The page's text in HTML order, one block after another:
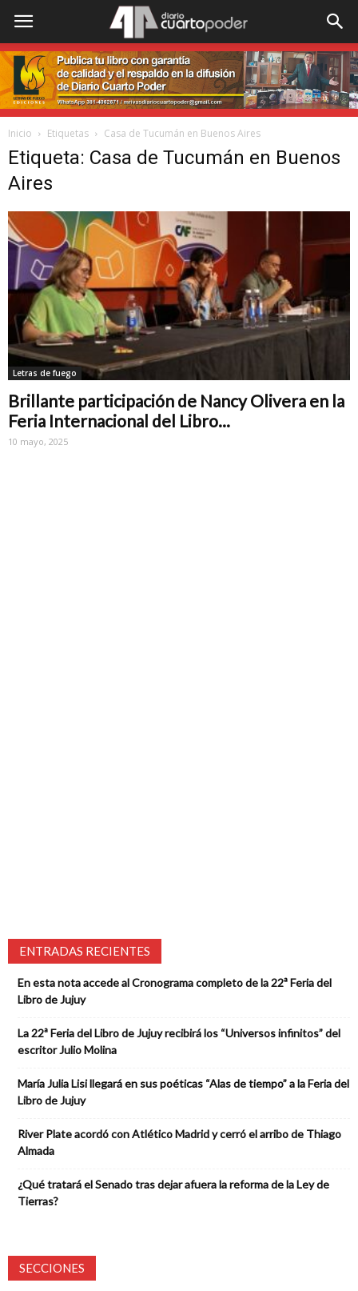
Inicio Etiquetas Casa de Tucumán en Buenos Aires
Etiqueta: Casa de Tucumán en Buenos
Aires
Letras de fuego
Brillante participación de Nancy Olivera en la
Feria Internacional del Libro...
10 mayo, 2025
ENTRADAS RECIENTES
En esta nota accede al Cronograma completo de la 22ª Feria del
Libro de Jujuy
La 22ª Feria del Libro de Jujuy recibirá los “Universos infinitos” del
escritor Julio Molina
María Julia Lisi llegará en sus poéticas “Alas de tiempo” a la Feria del
Libro de Jujuy
River Plate acordó con Atlético Madrid y cerró el arribo de Thiago
Almada
¿Qué tratará el Senado tras dejar afuera la reforma de la Ley de
Tierras?
SECCIONES